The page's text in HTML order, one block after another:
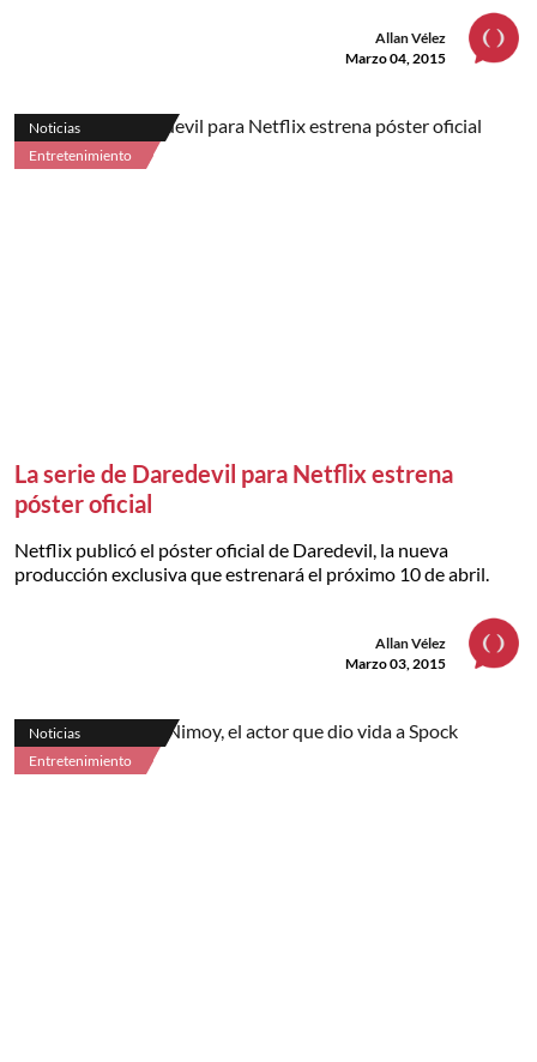
Allan Vélez
Marzo 04, 2015
Noticias
Entretenimiento
La serie de Daredevil para Netflix estrena
póster oficial
Netflix publicó el póster oficial de Daredevil, la nueva
producción exclusiva que estrenará el próximo 10 de abril.
Allan Vélez
Marzo 03, 2015
Noticias
Entretenimiento